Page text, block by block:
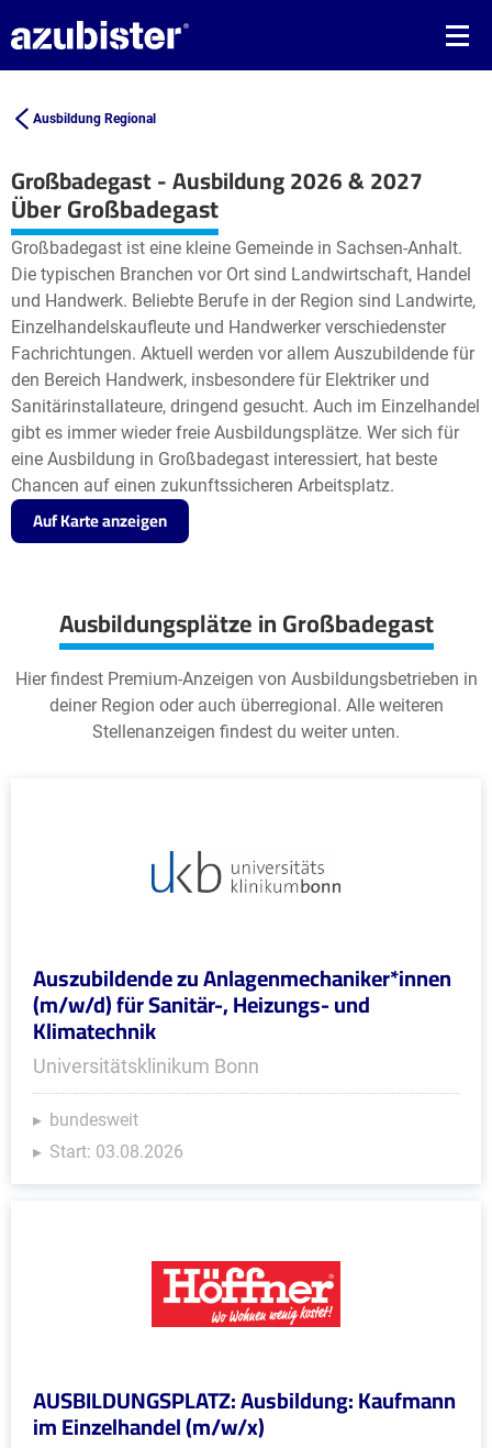
Ausbildung Regional
Großbadegast - Ausbildung 2026 & 2027
+
−
Leaflet| ©OpenStreetMap2 contributors
Über Großbadegast
Großbadegast ist eine kleine Gemeinde in Sachsen-Anhalt.
Die typischen Branchen vor Ort sind Landwirtschaft, Handel
und Handwerk. Beliebte Berufe in der Region sind Landwirte,
Einzelhandelskaufleute und Handwerker verschiedenster
Fachrichtungen. Aktuell werden vor allem Auszubildende für
den Bereich Handwerk, insbesondere für Elektriker und
Sanitärinstallateure, dringend gesucht. Auch im Einzelhandel
gibt es immer wieder freie Ausbildungsplätze. Wer sich für
eine Ausbildung in Großbadegast interessiert, hat beste
Chancen auf einen zukunftssicheren Arbeitsplatz.
Auf Karte anzeigen
Ausbildungsplätze in Großbadegast
Hier findest Premium-Anzeigen von Ausbildungsbetrieben in
deiner Region oder auch überregional. Alle weiteren
Stellenanzeigen findest du weiter unten.
Auszubildende zu Anlagenmechaniker*innen
(m/w/d) für Sanitär-, Heizungs- und
Klimatechnik
Universitätsklinikum Bonn
bundesweit
Start: 03.08.2026
AUSBILDUNGSPLATZ: Ausbildung: Kaufmann
im Einzelhandel (m/w/x)